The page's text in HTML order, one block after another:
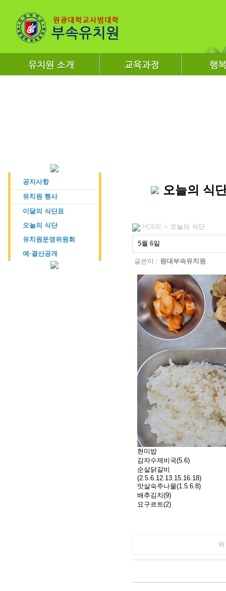
공지사항
유치원 행사
이달의 식단표
오늘의 식단
유치원운영위원회
예·결산공개
오늘의 식
HOME > 오늘의 식단
5월 6일
글쓴이 : 원대부속유치원
현미밥
감자수제비국(5.6)
순살닭갈비
(2.5.6.12.13.15.16.18)
맛살숙주나물(1.5.6.8)
배추김치(9)
요구르트(2)